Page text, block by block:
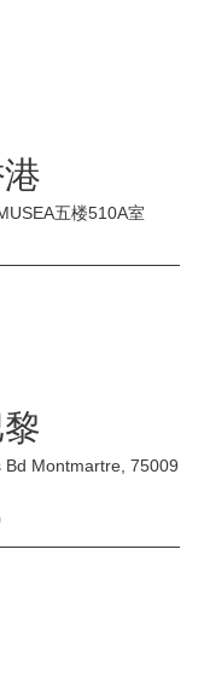
五楼510A室
Bd Montmartre, 75009